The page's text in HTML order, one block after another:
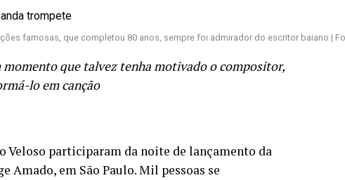
famosas, que completou 80 anos, sempre foi admirador do escritor baiano |
que talvez tenha motivado o compositor,
lo em canção
Veloso participaram da noite de lançamento da
Amado, em São Paulo. Mil pessoas se